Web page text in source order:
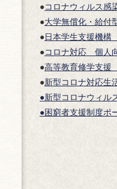
●コロナウィルス
●大学無償化・給付
●日本学生支援機
●コロナ対応 個人
●高等教育修学支
●新型コロナ対応
●新型コロナウィル
●困窮者支援制度